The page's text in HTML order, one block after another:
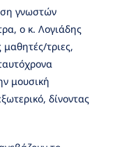
γνωστών
ο κ. Λογιάδης
μαθητές/τριες,
μουσική
δίνοντας